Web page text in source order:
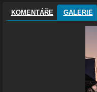
KOMENTÁŘE GALERIE